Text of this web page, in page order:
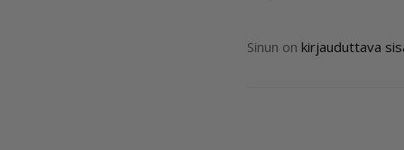
Sinun on kirjauduttava